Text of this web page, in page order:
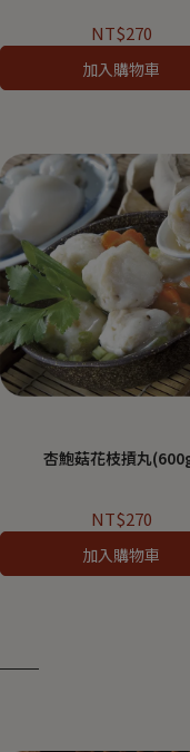
NT$270
加入購物車
杏鮑菇花枝摃丸
NT$270
加入購物車